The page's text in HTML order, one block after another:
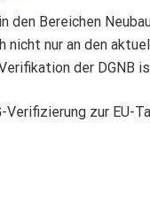
den Bereichen
nicht nur an den
der DGNB
Verifizierung zur EU-